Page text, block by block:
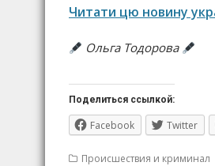
Читати цю новину
Ольга Тодорова
Поделиться ссылкой:
Facebook Twitter
Происшествия и криминал